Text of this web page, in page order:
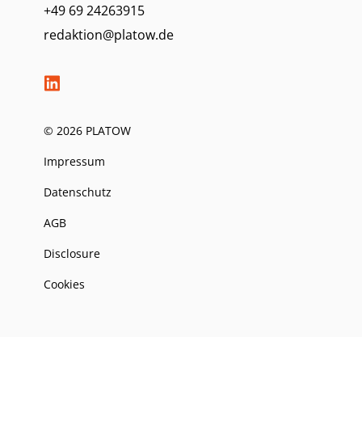
+49 69 24263915
redaktion@platow.de
© 2026 PLATOW
Impressum
Datenschutz
AGB
Disclosure
Cookies